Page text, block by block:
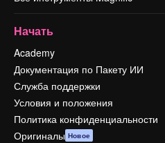
Начать
Academy
Документация по Пакету ИИ
Служба поддержки
Условия и положения
Политика конфиденциальности
Оригиналы Новое